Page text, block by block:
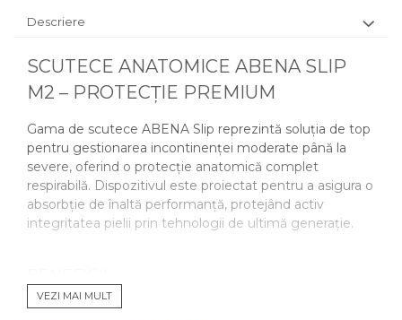
Descriere
SCUTECE ANATOMICE ABENA SLIP
M2 – PROTECȚIE PREMIUM
Gama de scutece ABENA Slip reprezintă soluția de top
pentru gestionarea incontinenței moderate până la
severe, oferind o protecție anatomică complet
respirabilă. Dispozitivul este proiectat pentru a asigura o
absorbție de înaltă performanță, protejând activ
integritatea pielii prin tehnologii de ultimă generație.
Menține pielea uscată prin sistemul unic Top-Dry,
care asigură o absorbție rapidă chiar și după eliminări
VEZI MAI MULT